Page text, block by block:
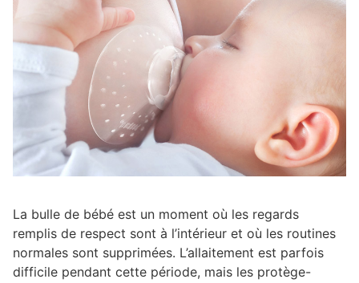
La bulle de bébé est un moment où les regards
remplis de respect sont à l’intérieur et où les routines
normales sont supprimées. L’allaitement est parfois
difficile pendant cette période, mais les protège-